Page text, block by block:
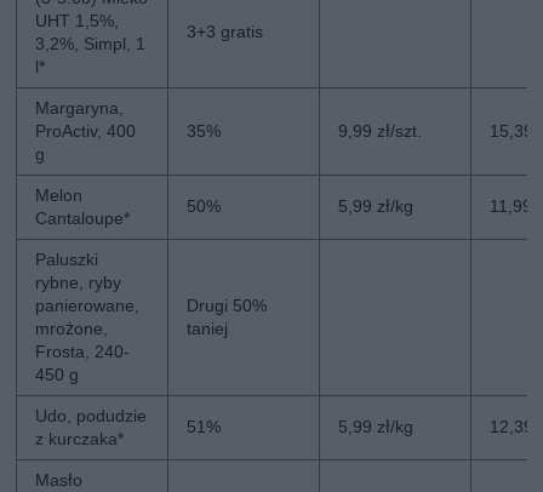
UHT 1,5%,
3,2%, Simpl, 1
l*
3+3 gratis
Margaryna,
ProActiv, 400
g
35% 9,99 zł/szt. 15,39
Melon
Cantaloupe*
50% 5,99 zł/kg 11,99
Paluszki
rybne, ryby
panierowane,
mrożone,
Frosta, 240-
450 g
Drugi 50%
taniej
Udo, podudzie
z kurczaka*
51% 5,99 zł/kg 12,39
Masło